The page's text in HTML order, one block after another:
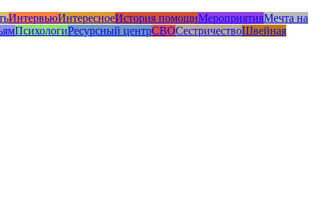
ИнтервьюИнтересноеИстория помощиМероприятияМечта на
ПсихологиРесурсный центрСВОСестричествоШвейная